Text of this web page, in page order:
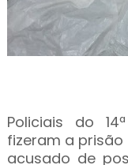
Policiais do
fizeram a prisão
acusado de